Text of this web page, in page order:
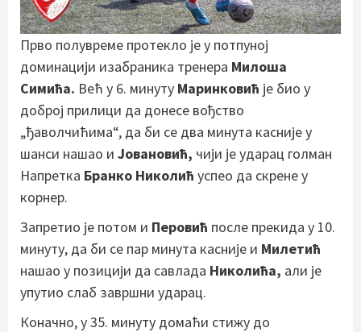
Прво полувреме протекло је у потпуној
доминацији изабраника тренера Милоша
Симића. Већ у 6. минуту Маринковић је био у
доброј прилици да донесе вођство
„ђаволчићима“, да би се два минута касније у
шанси нашао и Јовановић, чији је ударац голман
Напретка Бранко Николић успео да скрене у
корнер.
Запретио је потом и Перовић после прекида у 10.
минуту, да би се пар минута касније и Милетић
нашао у позицији да савлада Николића, али је
упутио слаб завршни ударац.
Коначно, у 35. минуту домаћи стижу до